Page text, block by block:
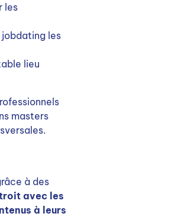
les
jobdating les
lieu
masters
à des
avec les
à leurs